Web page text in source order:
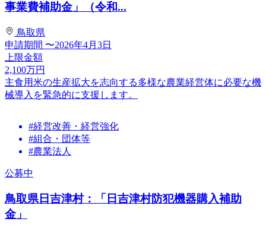
事業費補助金」（令和...
鳥取県
申請期間 〜2026年4月3日
上限金額
2,100万円
主食用米の生産拡大を志向する多様な農業経営体に必要な機
械導入を緊急的に支援します。
#経営改善・経営強化
#組合・団体等
#農業法人
公募中
鳥取県日吉津村：「日吉津村防犯機器購入補助
金」